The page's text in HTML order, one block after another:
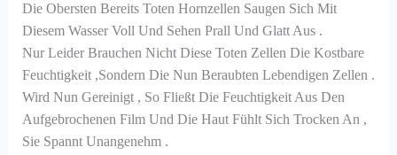
Die Obersten Bereits Toten Hornzellen Saugen Sich Mit
Diesem Wasser Voll Und Sehen Prall Und Glatt Aus .
Nur Leider Brauchen Nicht Diese Toten Zellen Die Kostbare
Feuchtigkeit ,sondern Die Nun Beraubten Lebendigen Zellen .
Wird Nun Gereinigt , So Fließt Die Feuchtigkeit Aus Den
Aufgebrochenen Film Und Die Haut Fühlt Sich Trocken An ,
Sie Spannt Unangenehm .